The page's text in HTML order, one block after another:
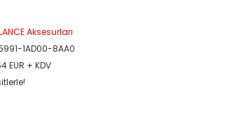
Aksesurları
1AD00-8AA0
EUR + KDV